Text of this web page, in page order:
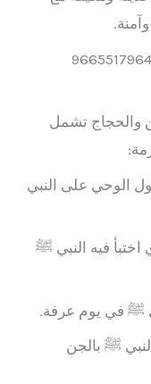
والحجاج تشمل
الوحي على النبي
اختبأ فيه النبي ﷺ
ﷺ في يوم عرفة.
ﷺ بالجن